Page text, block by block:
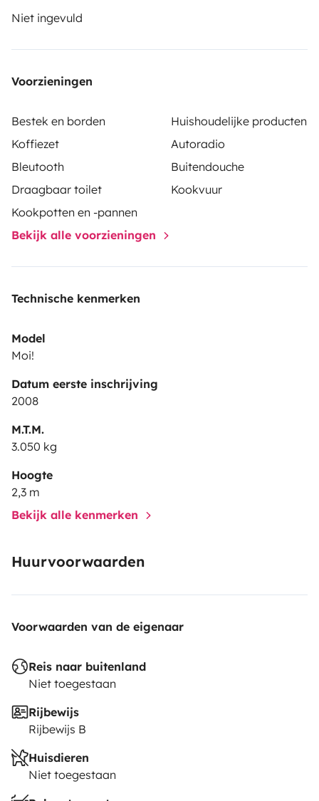
Niet ingevuld
Voorzieningen
Bestek en borden
Huishoudelijke producten
Koffiezet
Autoradio
Bleutooth
Buitendouche
Draagbaar toilet
Kookvuur
Kookpotten en -pannen
Bekijk alle voorzieningen
Technische kenmerken
Model
Moi!
Datum eerste inschrijving
2008
M.T.M.
3.050 kg
Hoogte
2,3 m
Bekijk alle kenmerken
Huurvoorwaarden
Voorwaarden van de eigenaar
Reis naar buitenland
Niet toegestaan
Rijbewijs
Rijbewijs B
Huisdieren
Niet toegestaan